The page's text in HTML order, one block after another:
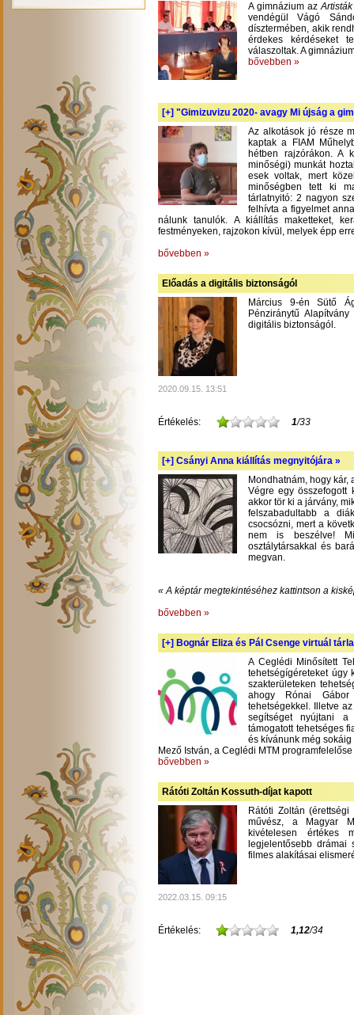
A gimnázium az
vendégül Vágó
dísztermében, akik
érdekes kérdéseket
válaszoltak. A
bővebben »
[+] "Gimizuvizu 2020- avagy Mi újság a
Az alkotások jó része
kaptak a FIAM
hétben rajzórákon. A
minőségi) munkát
esek voltak, mert
minőségben tett ki
tárlatnyitó: 2 nagyon
felhívta a figyelmet
nálunk tanulók. A kiállítás maketteket,
festményeken, rajzokon kívül, melyek épp
bővebben »
Előadás a digitális biztonságól
Március 9-én Sütő
Pénziránytű
digitális biztonságól.
2020.09.15. 13:51
Értékelés: 1/33
[+] Csányi Anna kiállítás megnyitójára »
Mondhatnám, hogy kár,
Végre egy összefogott
akkor tör ki a járvány,
felszabadultabb a
csocsózni, mert a
nem is beszélve!
osztálytársakkal és
megvan.
« A képtár megtekintéséhez kattintson a
bővebben »
[+] Bognár Eliza és Pál Csenge virtuál
A Ceglédi Minősített
tehetségígéreteket úgy
szakterületeken
ahogy Rónai Gábor
tehetségekkel. Illetve
segítséget nyújtani a
támogatott tehetséges
és kívánunk még
Mező István, a Ceglédi MTM programfelelőse
bővebben »
Rátóti Zoltán Kossuth-díjat kapott
Rátóti Zoltán
művész, a Magyar
kivételesen értékes
legjelentősebb drámai
filmes alakításai
2022.03.15. 09:15
Értékelés: 1,12/34